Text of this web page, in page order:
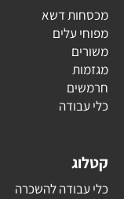
מכסחות דשא
מפוחי עלים
משורים
מגזמות
חרמשים
כלי עבודה
קטלוג
כלי עבודה להשכרה